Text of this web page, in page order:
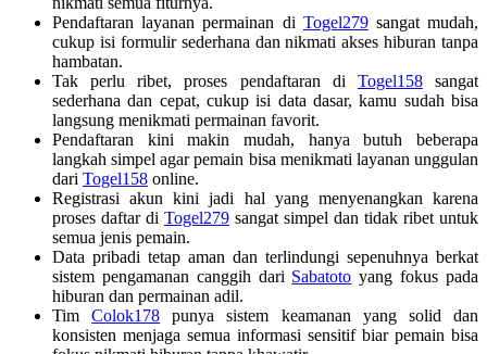
Pendaftaran layanan permainan di Togel279sangat mudah,
cukup isi formulir sederhana dan nikmati akses hiburan tanpa
hambatan.
Tak perlu ribet, proses pendaftaran di Togel158sangat
sederhana dan cepat, cukup isi data dasar, kamu sudah bisa
langsung menikmati permainan favorit.
Pendaftaran kini makin mudah, hanya butuh beberapa
langkah simpel agar pemain bisa menikmati layanan unggulan
dari Togel158 online.
Registrasi akun kini jadi hal yang menyenangkan karena
proses daftar di Togel279 sangat simpel dan tidak ribet untuk
semua jenis pemain.
Data pribadi tetap aman dan terlindungi sepenuhnya berkat
sistem pengamanan canggih dari Sabatoto yang fokus pada
hiburan dan permainan adil.
TimColok178 punya sistem keamanan yang solid dan
konsisten menjaga semua informasi sensitif biar pemain bisa